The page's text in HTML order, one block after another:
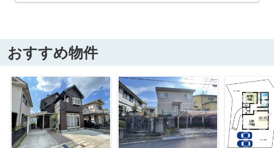
おすすめ物件